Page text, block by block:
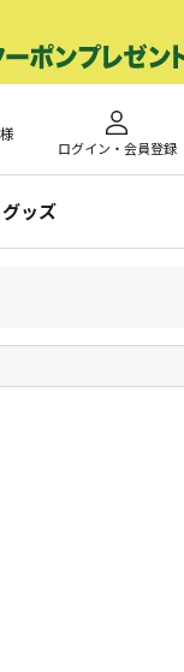
様
ログイン・会員登録
ッズ